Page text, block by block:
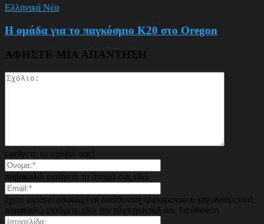
Ελληνικά Νέα
Η ομάδα για το παγκόσμιο Κ20 στο Oregon
ΑΦΗΣΤΕ ΜΙΑ ΑΠΑΝΤΗΣΗ
εισάγετε το σχόλιό σας!
παρακαλώ εισάγετε το όνομά σας εδώ
έχετε εισάγει εσφαλμένη διεύθυνση ηλεκτρονικού ταχυδρομείου!
παρακαλώ εισάγετε εδώ την ηλεκτρονική σας διεύθυνση